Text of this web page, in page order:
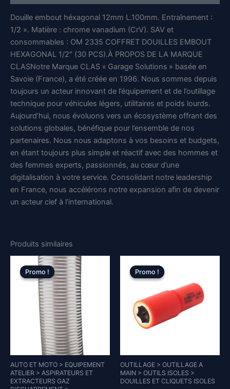
Douille embout héxagonal 12mm L.100mm. Entraînement :
1/2 ». Matière : chrome vanadium (CrV). SAV et
consommables : OM 2335 COFFRET DOUILLES EMBOUT
HEXAGONAL 1/2″ (30 PCS).À PROPOS DE LA MARQUE
CLASNotre Marque CLAS « Garage Solutions » basée en
Savoie (France), a été créée en 1996. Nous sommes depuis
toujours un acteur innovant de l’équipement et de l’outillage
technique pour véhicules légers, utilitaires et poids lourds.
Aujourd’hui, nous évoluons vers un écosystème offrant des
solutions globales, bénéfique pour l’ensemble de nos
partenaires. Nous nous adaptons à vos besoins et budgets,
en étant toujours plus simple et réactif avec des hommes et
des femmes experts, passionnés, au cœur d’une
digitalisation à votre service. Consolidant notre leadership
en France, nous accélérons notre expansion afin de devenir
un acteur clef à l’international.
Produits similaires
Promo !
Promo !
AUTO ET MOTO > EQUIPEMENT
ATELIER > ASPIRATEURS ET
EXTRACTEURS GAZ
Promo !
Promo !
OUTILLAGE > OUTILLAGE A
MAIN > OUTILS ISOLES >
DOUILLES ET CLIQUETS ISOLES